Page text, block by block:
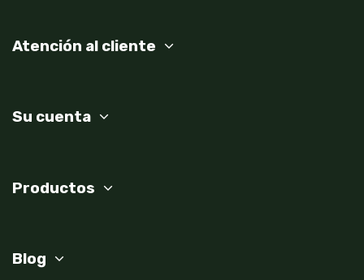
Atención al cliente
Su cuenta
Productos
Blog